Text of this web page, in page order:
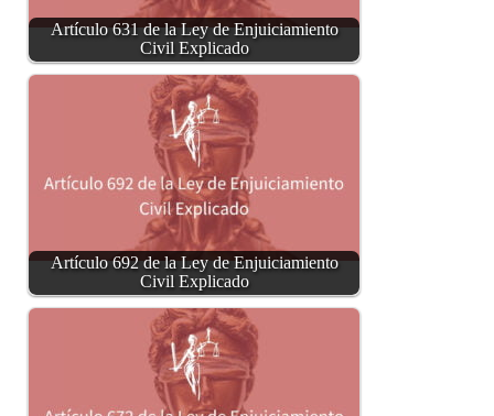
Artículo 631 de la Ley de Enjuiciamiento
Civil Explicado
Artículo 692 de la Ley de Enjuiciamiento
Civil Explicado